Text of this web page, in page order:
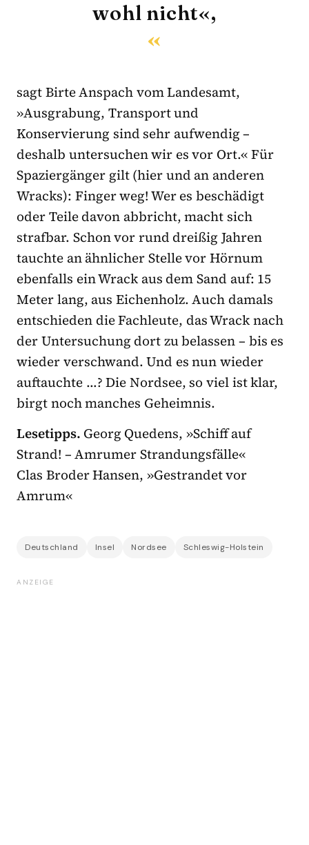
wohl nicht«,
sagt Birte Anspach vom Landesamt,
»Ausgrabung, Transport und
Konservierung sind sehr aufwendig –
deshalb untersuchen wir es vor Ort.« Für
Spaziergänger gilt (hier und an anderen
Wracks): Finger weg! Wer es beschädigt
oder Teile davon abbricht, macht sich
strafbar. Schon vor rund dreißig Jahren
tauchte an ähnlicher Stelle vor Hörnum
ebenfalls ein Wrack aus dem Sand auf: 15
Meter lang, aus Eichenholz. Auch damals
entschieden die Fachleute, das Wrack nach
der Untersuchung dort zu belassen – bis es
wieder verschwand. Und es nun wieder
auftauchte …? Die Nordsee, so viel ist klar,
birgt noch manches Geheimnis.
Lesetipps. Georg Quedens, »Schiff auf
Strand! – Amrumer Strandungsfälle«
Clas Broder Hansen, »Gestrandet vor
Amrum«
Deutschland Insel Nordsee Schleswig-Holstein
ANZEIGE